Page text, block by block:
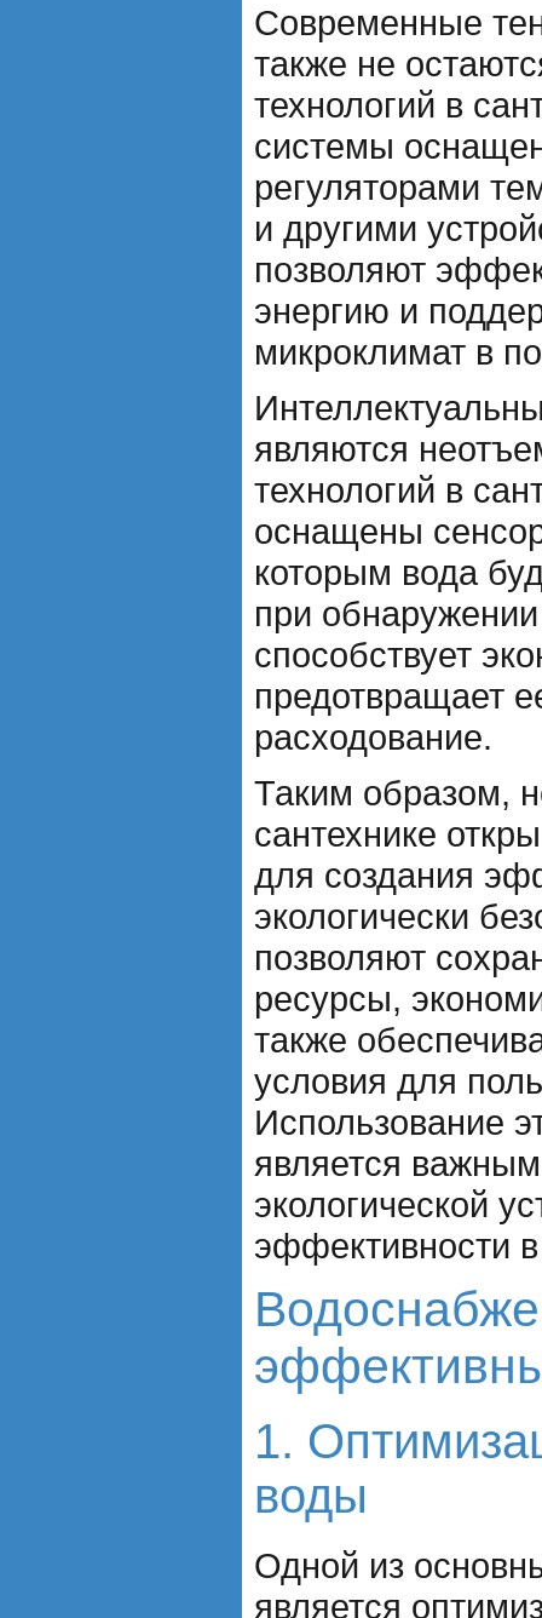
Современные
также не
технологий в
системы
регуляторами
и другими
позволяют
энергию и
микроклимат в
являются
технологий в
оснащены
которым вода
при
способствует
предотвращает
расходование.
Таким образом,
сантехнике
для создания
экологически
позволяют
ресурсы,
также
условия для
Использование
является
экологической
эффективности
1.
воды
Одной из
является